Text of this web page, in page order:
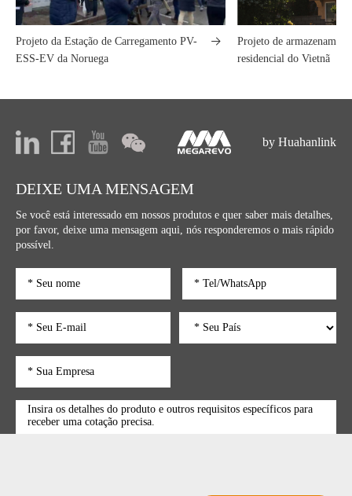
Projeto da Estação de Carregamento PV-
ESS-EV da Noruega
Projeto de
residencial do Vietnã
DEIXE UMA MENSAGEM
Se você está interessado em nossos produtos e quer saber mais detalhes,
por favor, deixe uma mensagem aqui, nós responderemos o mais rápido
possível.
by Huahanlink